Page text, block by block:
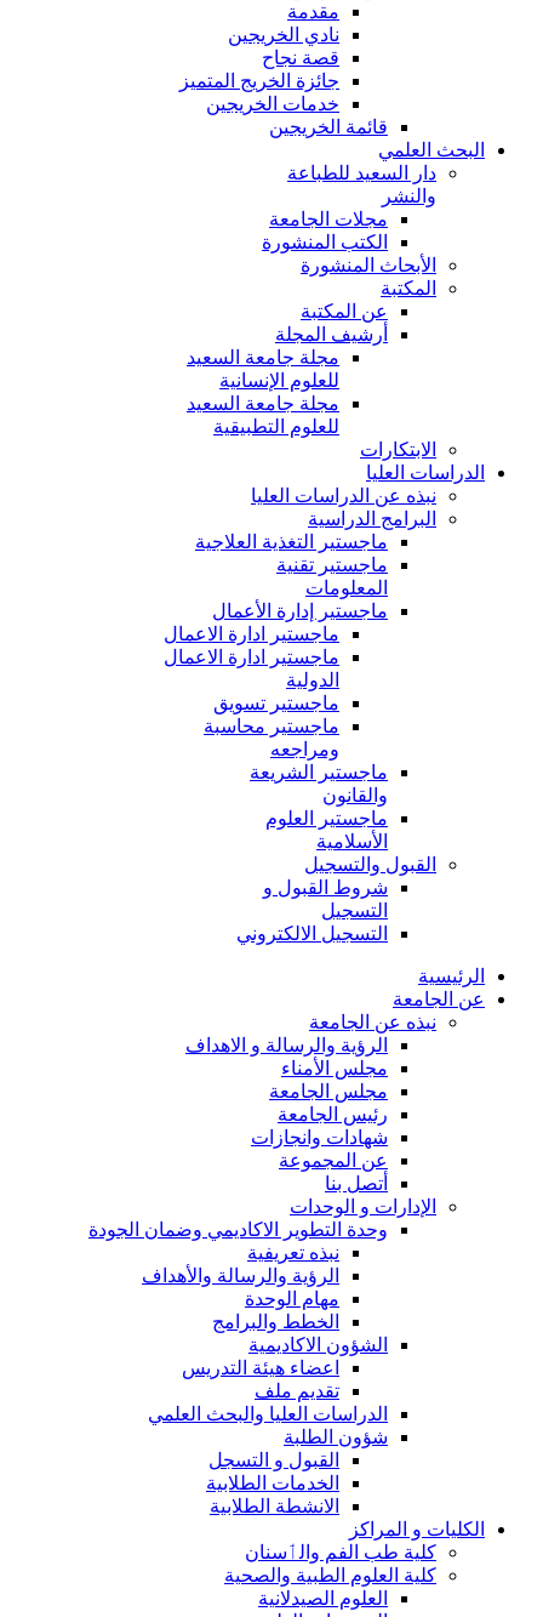
مقدمة
نادي الخريجين
قصة نجاح
جائزة الخريج المتميز
خدمات الخريجين
قائمة الخريجين
البحث العلمي
دار السعيد للطباعة
والنشر
مجلات الجامعة
الكتب المنشورة
الأبحاث المنشورة
المكتبة
عن المكتبة
أرشيف المجلة
مجلة جامعة السعيد
للعلوم الإنسانية
مجلة جامعة السعيد
للعلوم التطبيقية
الابتكارات
الدراسات العليا
نبذه عن الدراسات العليا
البرامج الدراسية
ماجستير التغذية العلاجية
ماجستير تقنية
المعلومات
ماجستير إدارة الأعمال
ماجستير ادارة الاعمال
ماجستير ادارة الاعمال
الدولية
ماجستير تسويق
ماجستير محاسبة
ومراجعه
ماجستير الشريعة
والقانون
ماجستير العلوم
الأسلامية
القبول والتسجيل
شروط القبول و
التسجيل
التسجيل الالكتروني
الرئيسية
عن الجامعة
نبذه عن الجامعة
الرؤية والرسالة و الاهداف
مجلس الأمناء
مجلس الجامعة
رئيس الجامعة
شهادات وانجازات
عن المجموعة
أتصل بنا
الإدارات و الوحدات
وحدة التطوير الاكاديمي وضمان الجودة
نبذه تعريفية
الرؤية والرسالة والأهداف
مهام الوحدة
الخطط والبرامج
الشؤون الاكاديمية
اعضاء هيئة التدريس
تقديم ملف
الدراسات العليا والبحث العلمي
شؤون الطلبة
القبول و التسجل
الخدمات الطلابية
الانشطة الطلابية
الكليات و المراكز
كلية طب الفم والٲسنان
كلية العلوم الطبية والصحية
العلوم الصيدلانية